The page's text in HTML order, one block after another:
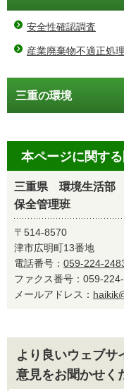
安全性確認調査
産業廃棄物不適正処
三重の環境
本ページに関す
三重県 環境生活
保全管理班
〒514-8570
津市広明町13番地
電話番号： 059-224-
ファクス番号：059-
メールアドレス：
より良いウェブサ
意見をお聞かせく